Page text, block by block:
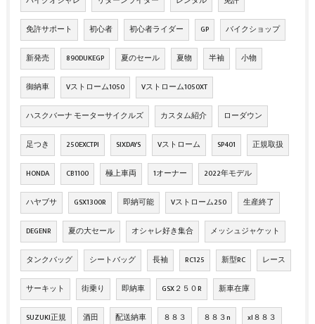
免許サポート 初心者 初心者ライダー GP バイクショップ
新発売 890DUKEGP 夏のセール 夏物 半袖 小物
御納車 Vストローム1050 Vストローム1050XT
ハスクバーナ モーターサイクルズ カスタム紹介 ローダウン
足つき 250EXCTPI SIXDAYS Vストローム SP401 正規取扱
HONDA CB1100 極上車両 1オーナー 2022年モデル
ハヤブサ GSX1300R 即納可能 Vストローム250 生産終了
DEGENR 夏の大セール オシャレ好き集合 メッシュジャケット
タンクバッグ シートバッグ 長袖 RC125 新型RC レース
サーキット 街乗り 即納車 GSX２５０R 新車在庫
SUZUKI正規 酒田 配送納車 ８８３ ８８３n xl８８３